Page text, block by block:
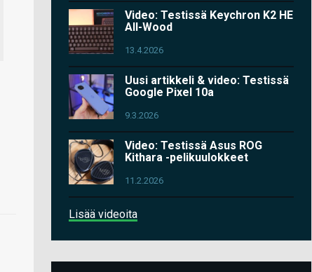
Video: Testissä Keychron K2 HE
All-Wood
13.4.2026
Uusi artikkeli & video: Testissä
Google Pixel 10a
9.3.2026
Video: Testissä Asus ROG
Kithara -pelikuulokkeet
11.2.2026
Lisää videoita